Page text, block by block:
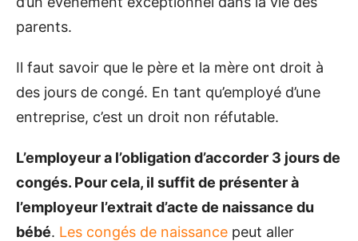
parents.
Il faut savoir que le père et la mère ont droit à
des jours de congé. En tant qu’employé d’une
entreprise, c’est un droit non réfutable.
L’employeur a l’obligation d’accorder 3 jours de
congés. Pour cela, il suffit de présenter à
l’employeur l’extrait d’acte de naissance du
bébé. Les congés de naissance peut aller